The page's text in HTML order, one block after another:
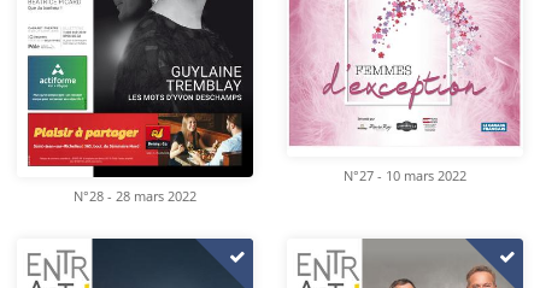
N°28 - 28 mars 2022
N°27 - 10 mars 2022